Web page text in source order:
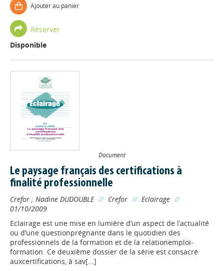
Ajouter au panier
Réserver
Disponible
Document
Le paysage français des certifications à
finalité professionnelle
Crefor ; Nadine DUDOUBLE // Crefor // Eclairage //
01/10/2009
Eclairage est une mise en lumière d’un aspect de l’actualité
ou d’une questionprégnante dans le quotidien des
professionnels de la formation et de la relationemploi-
formation. Ce deuxième dossier de la série est consacré
auxcertifications, à sav[...]